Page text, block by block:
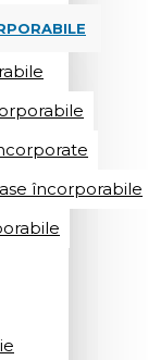
încorporabile